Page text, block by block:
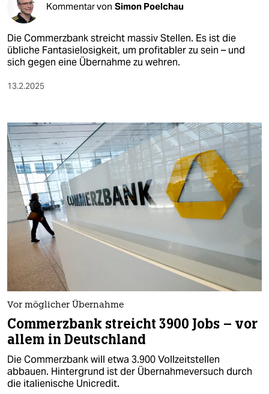
Kommentar von Simon Poelchau
Die Commerzbank streicht massiv Stellen. Es ist die
übliche Fantasielosigkeit, um profitabler zu sein – und
sich gegen eine Übernahme zu wehren.
13.2.2025
Vor möglicher Übernahme
Commerzbank streicht 3900 Jobs – vor
allem in Deutschland
Die Commerzbank will etwa 3.900 Vollzeitstellen
abbauen. Hintergrund ist der Übernahmeversuch durch
die italienische Unicredit.